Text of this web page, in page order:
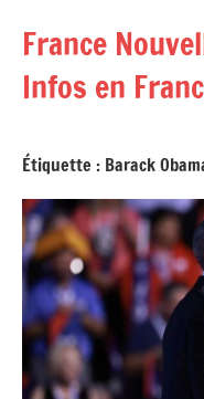
contenu
France
Infos en
Étiquette : Barack